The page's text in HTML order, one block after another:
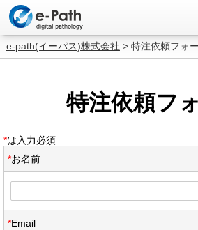
e-path(イーパス)株式会社 > 特注依頼フォ
特注依頼フ
*は入力必須
*お名前
*Email